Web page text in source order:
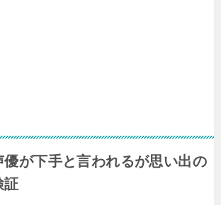
が下手と言われるが思い出の
証